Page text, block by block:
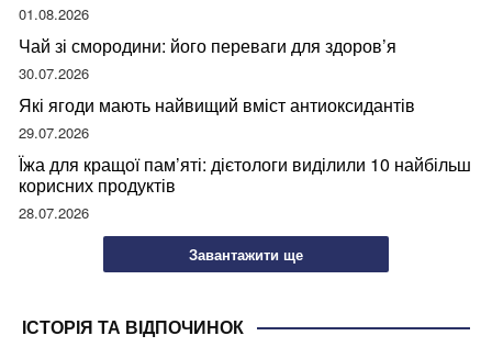
01.08.2026
Чай зі смородини: його переваги для здоров’я
30.07.2026
Які ягоди мають найвищий вміст антиоксидантів
29.07.2026
Їжа для кращої пам’яті: дієтологи виділили 10 найбільш
корисних продуктів
28.07.2026
Завантажити ще
ІСТОРІЯ ТА ВІДПОЧИНОК